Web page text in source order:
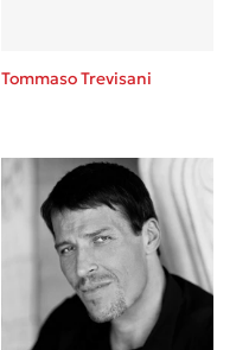
Tommaso Trevisani